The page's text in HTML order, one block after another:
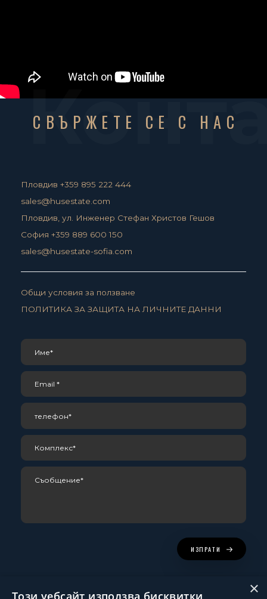
СВЪРЖЕТЕ СЕ С НАС
Пловдив +359 895 222 444
sales@husestate.com
Пловдив, ул. Инженер Стефан Христов Гешов
София +359 889 600 150
sales@husestate-sofia.com
Общи условия за ползване
ПОЛИТИКА ЗА ЗАЩИТА НА ЛИЧНИТЕ ДАННИ
ИЗПРАТИ
×
Този уебсайт използва бисквитки